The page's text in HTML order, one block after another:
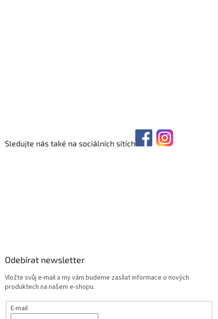
Sledujte nás také na sociálních sítích
Odebírat newsletter
Vložte svůj e-mail a my vám budeme zasílat informace o nových
produktech na našem e-shopu.
E-mail